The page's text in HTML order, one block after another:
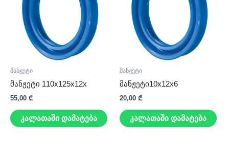
მანჟეტი
მანჟეტი 110x125x12x
55,00 ₾
კალათაში დამატება
მანჟეტი
მანჟეტი10x12x6
20,00 ₾
კალათაში დამატება